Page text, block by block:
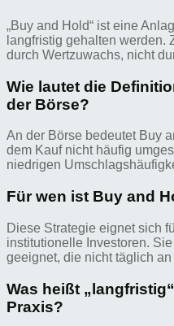
„Buy and Hold“ ist eine
langfristig gehalten werden.
durch Wertzuwachs, nicht
Wie lautet die
der Börse?
An der Börse bedeutet Buy
dem Kauf nicht häufig
niedrigen
Für wen ist Buy and
Diese Strategie eignet sich
institutionelle Investoren.
geeignet, die nicht täglich
Was heißt
Praxis?